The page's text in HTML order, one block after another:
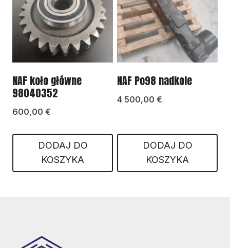
NAF koło główne
98040352
600,00 €
DODAJ DO
KOSZYKA
NAF Po98 nadkole
4 500,00 €
DODAJ DO
KOSZYKA